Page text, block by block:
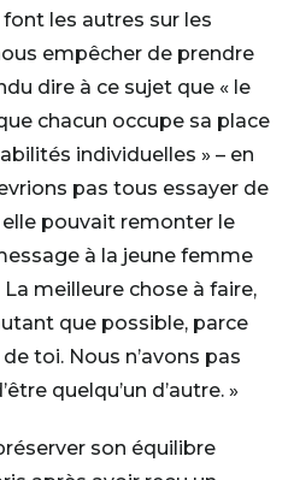
les autres sur les
empêcher de prendre
dire à ce sujet que « le
chacun occupe sa place
individuelles » – en
pas tous essayer de
pouvait remonter le
à la jeune femme
La meilleure chose à faire,
que possible, parce
toi. Nous n’avons pas
quelqu’un d’autre. »
son équilibre